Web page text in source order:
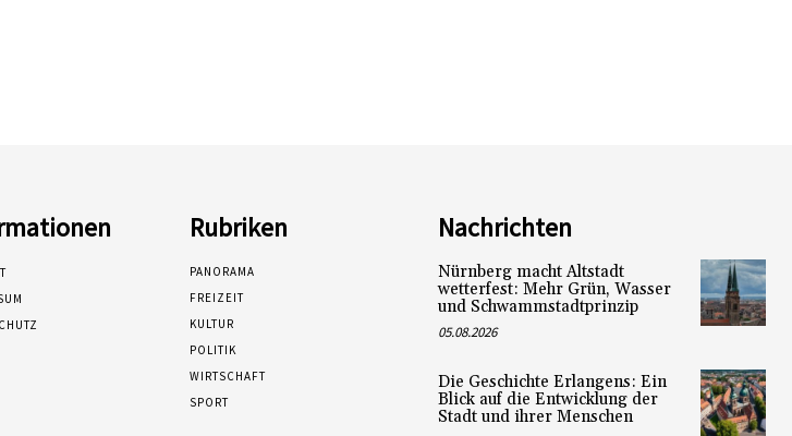
Rubriken
PANORAMA
FREIZEIT
KULTUR
POLITIK
WIRTSCHAFT
SPORT
Nachrichten
Nürnberg macht Altstadt
wetterfest: Mehr Grün, Wasser
und Schwammstadtprinzip
05.08.2026
Die Geschichte Erlangens: Ein
Blick auf die Entwicklung der
Stadt und ihrer Menschen